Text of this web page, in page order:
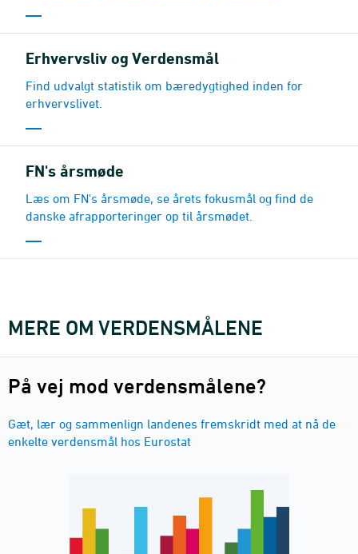
Erhvervsliv og Verdensmål
Find udvalgt statistik om bæredygtighed inden for
erhvervslivet.
FN's årsmøde
Læs om FN's årsmøde, se årets fokusmål og find de
danske afrapporteringer op til årsmødet.
MERE OM VERDENSMÅLENE
På vej mod verdensmålene?
Gæt, lær og sammenlign landenes fremskridt med at nå de
enkelte verdensmål hos Eurostat